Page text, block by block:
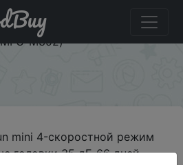
Gun mini 4-скоростной
головки 35 дБ 66 дней
M352)